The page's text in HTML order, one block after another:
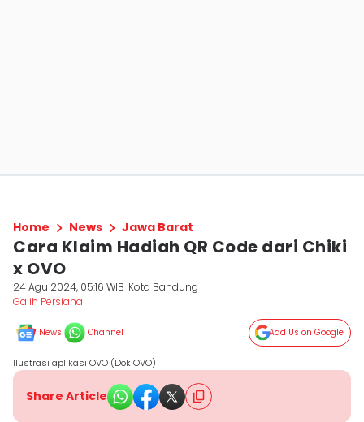
Home News Jawa Barat
Cara Klaim Hadiah QR Code dari Chiki
x OVO
24 Agu 2024, 05:16 WIB Kota Bandung
Galih Persiana
News Channel Add Us on Google
Ilustrasi aplikasi OVO (Dok OVO)
Share Article